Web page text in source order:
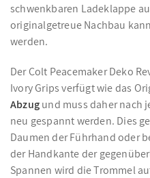
schwenkbaren Ladeklappe
originalgetreue Nachbau
werden.
Der Colt Peacemaker Deko
Ivory Grips verfügt wie das
Abzugund muss daher nach
neu gespannt werden. Dies
Daumen der Führhand oder
der Handkante der
Spannen wird die Trommel